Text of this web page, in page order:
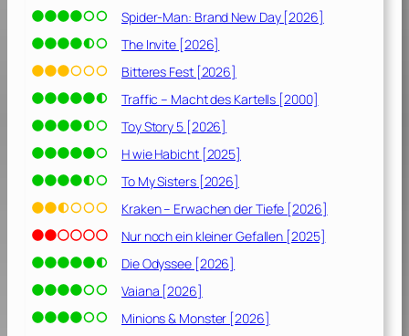
Spider-Man: Brand New Day [2026]
The Invite [2026]
Bitteres Fest [2026]
Traffic – Macht des Kartells [2000]
Toy Story 5 [2026]
H wie Habicht [2025]
To My Sisters [2026]
Kraken – Erwachen der Tiefe [2026]
Nur noch ein kleiner Gefallen [2025]
Die Odyssee [2026]
Vaiana [2026]
Minions & Monster [2026]